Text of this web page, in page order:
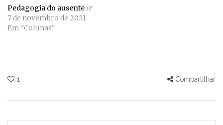
Pedagogia do ausente
7 de novembro de 2021
Em "Colunas"
1 Compartilhar